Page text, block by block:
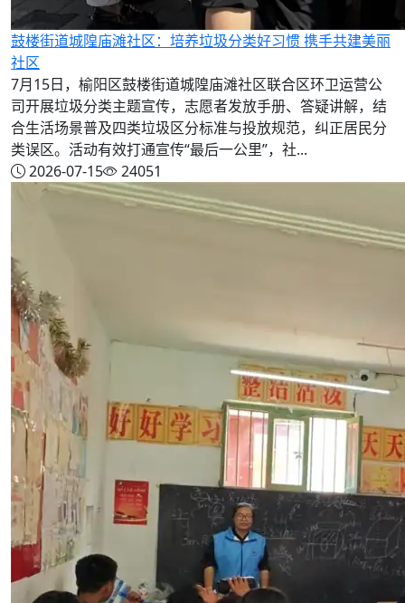
鼓楼街道城隍庙滩社区：培养垃圾分类好习惯 携手共建美丽
社区
7月15日，榆阳区鼓楼街道城隍庙滩社区联合区环卫运营公
司开展垃圾分类主题宣传，志愿者发放手册、答疑讲解，结
合生活场景普及四类垃圾区分标准与投放规范，纠正居民分
类误区。活动有效打通宣传“最后一公里”，社...
2026-07-15
24051